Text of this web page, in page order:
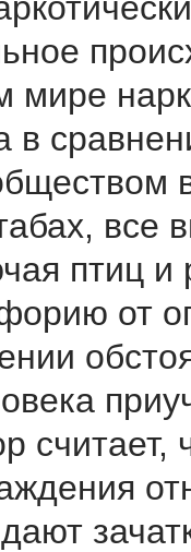
мире
в
все
птиц и
от
считает,